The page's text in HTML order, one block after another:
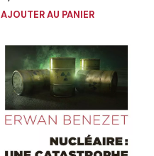
AJOUTER AU PANIER